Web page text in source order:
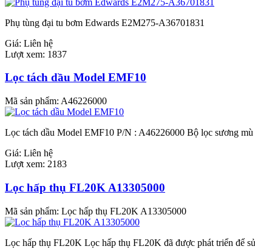
Phụ tùng đại tu bơm Edwards E2M275-A36701831
Giá: Liên hệ
Lượt xem: 1837
Lọc tách dầu Model EMF10
Mã sản phẩm: A46226000
Lọc tách dầu Model EMF10 P/N : A46226000 Bộ lọc sương
Giá: Liên hệ
Lượt xem: 2183
Lọc hấp thụ FL20K A13305000
Mã sản phẩm: Lọc hấp thụ FL20K A13305000
Lọc hấp thụ FL20K Lọc hấp thụ FL20K đã được phát triển để